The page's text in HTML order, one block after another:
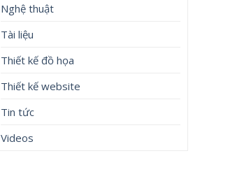
Nghệ thuật
Tài liệu
Thiết kế đồ họa
Thiết kế website
Tin tức
Videos